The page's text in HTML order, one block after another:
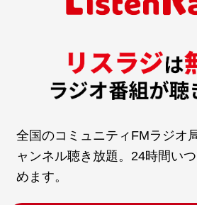
全国のコミュニティFMラジオ
ャンネル聴き放題。24時間い
めます。